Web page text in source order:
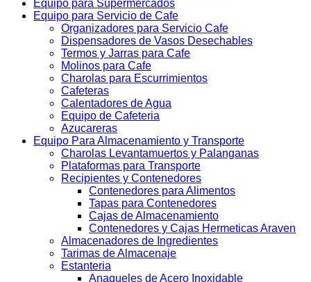
Equipo para Supermercados
Equipo para Servicio de Cafe
Organizadores para Servicio Cafe
Dispensadores de Vasos Desechables
Termos y Jarras para Cafe
Molinos para Cafe
Charolas para Escurrimientos
Cafeteras
Calentadores de Agua
Equipo de Cafeteria
Azucareras
Equipo Para Almacenamiento y Transporte
Charolas Levantamuertos y Palanganas
Plataformas para Transporte
Recipientes y Contenedores
Contenedores para Alimentos
Tapas para Contenedores
Cajas de Almacenamiento
Contenedores y Cajas Hermeticas Araven
Almacenadores de Ingredientes
Tarimas de Almacenaje
Estanteria
Anaqueles de Acero Inoxidable